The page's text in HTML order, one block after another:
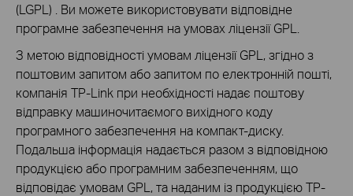
(LGPL) . Ви можете використовувати відповідне
програмне забезпечення на умовах ліцензії GPL.
З метою відповідності умовам ліцензії GPL, згідно з
поштовим запитом або запитом по електронній пошті,
компанія TP-Link при необхідності надає поштову
відправку машиночитаємого вихідного коду
програмного забезпечення на компакт-диску.
Подальша інформація надається разом з відповідною
продукцією або програмним забезпеченням, що
відповідає умовам GPL, та наданим із продукцією TP-